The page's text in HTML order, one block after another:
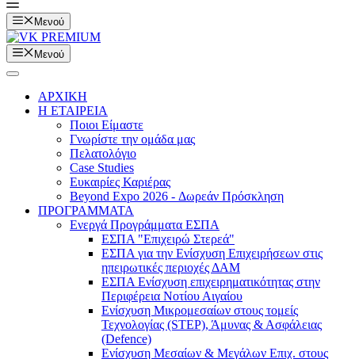
Μενού
Μενού
ΑΡΧΙΚΗ
Η ΕΤΑΙΡΕΙΑ
Ποιοι Είμαστε
Γνωρίστε την ομάδα μας
Πελατολόγιο
Case Studies
Ευκαιρίες Καριέρας
Beyond Expo 2026 - Δωρεάν Πρόσκληση
ΠΡΟΓΡΑΜΜΑΤΑ
Ενεργά Προγράμματα ΕΣΠΑ
ΕΣΠΑ "Επιχειρώ Στερεά"
ΕΣΠΑ για την Ενίσχυση Επιχειρήσεων στις
ηπειρωτικές περιοχές ΔΑΜ
ΕΣΠΑ Ενίσχυση επιχειρηματικότητας στην
Περιφέρεια Νοτίου Αιγαίου
Ενίσχυση Μικρομεσαίων στους τομείς
Τεχνολογίας (STEP), Άμυνας & Ασφάλειας
(Defence)
Ενίσχυση Μεσαίων & Μεγάλων Επιχ. στους